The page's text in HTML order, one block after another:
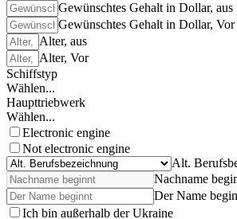
Gewünschtes Gehalt in Dollar, aus
Gewünschtes Gehalt in Dollar, Vor
Alter, aus
Alter, Vor
Schiffstyp
Wählen...
Haupttriebwerk
Wählen...
Electronic engine
Not electronic engine
Alt.
Nachname
Der Name
Ich bin außerhalb der Ukraine